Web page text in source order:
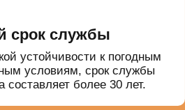
срок службы
устойчивости к погодным
условиям, срок службы
составляет более 30 лет.